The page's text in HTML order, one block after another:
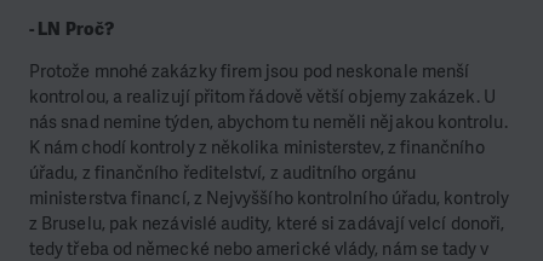
- LN Proč?
Protože mnohé zakázky firem jsou pod neskonale menší
kontrolou, a realizují přitom řádově větší objemy zakázek. U
nás snad nemine týden, abychom tu neměli nějakou kontrolu.
K nám chodí kontroly z několika ministerstev, z finančního
úřadu, z finančního ředitelství, z auditního orgánu
ministerstva financí, z Nejvyššího kontrolního úřadu, kontroly
z Bruselu, pak nezávislé audity, které si zadávají velcí donoři,
tedy třeba od německé nebo americké vlády, nám se tady v